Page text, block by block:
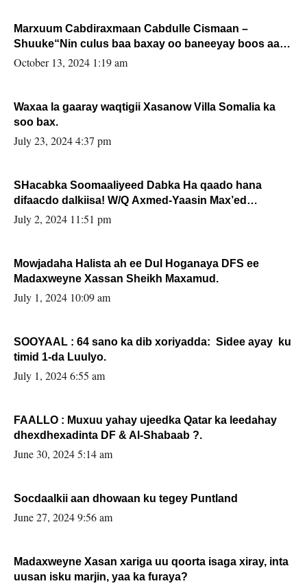
Marxuum Cabdiraxmaan Cabdulle Cismaan –
Shuuke“Nin culus baa baxay oo baneeyay boos aan
la buuxin Karin”.
October 13, 2024 1:19 am
Waxaa la gaaray waqtigii Xasanow Villa Somalia ka
soo bax.
July 23, 2024 4:37 pm
SHacabka Soomaaliyeed Dabka Ha qaado hana
difaacdo dalkiisa! W/Q Axmed-Yaasin Max’ed
Sooyaan
July 2, 2024 11:51 pm
Mowjadaha Halista ah ee Dul Hoganaya DFS ee
Madaxweyne Xassan Sheikh Maxamud.
July 1, 2024 10:09 am
SOOYAAL : 64 sano ka dib xoriyadda: Sidee ayay ku
timid 1-da Luulyo.
July 1, 2024 6:55 am
FAALLO : Muxuu yahay ujeedka Qatar ka leedahay
dhexdhexadinta DF & Al-Shabaab ?.
June 30, 2024 5:14 am
Socdaalkii aan dhowaan ku tegey Puntland
June 27, 2024 9:56 am
Madaxweyne Xasan xariga uu qoorta isaga xiray, inta
uusan isku marjin, yaa ka furaya?